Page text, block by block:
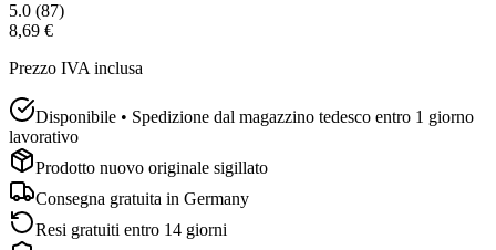
5.0 (87)
8,69 €
Prezzo IVA inclusa
Disponibile • Spedizione dal magazzino tedesco entro 1 giorno
lavorativo
Prodotto nuovo originale sigillato
Consegna gratuita in Germany
Resi gratuiti entro 14 giorni